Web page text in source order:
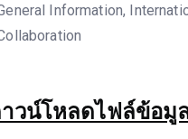
Information,
วน์โหลดไฟล์ข้อมู